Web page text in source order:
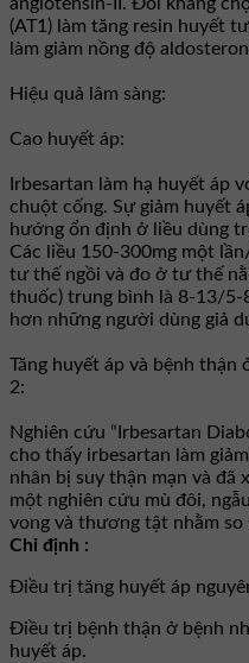
(AT1) làm tăng resin huyết
làm giảm nồng độ
Hiệu quả lâm sàng:
Cao huyết áp:
Irbesartan làm hạ huyết áp
chuột cống. Sự giảm huyết
hướng ổn định ở liều dùng
Các liều 150-300mg một
tư thế ngồi và đo ở tư thế
thuốc) trung bình là 8-13/
hơn những người dùng giả
Tăng huyết áp và bệnh
2:
Nghiên cứu “Irbesartan
cho thấy irbesartan làm
nhân bị suy thận mạn và đã
một nghiên cứu mù đôi,
vong và thương tật nhằm
Chỉ định :
Ðiều trị tăng huyết áp
Ðiều trị bệnh thận ở bệnh
huyết áp.